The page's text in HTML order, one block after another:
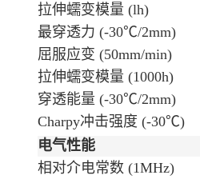
拉伸蠕变模量 (lh)
最穿透力 (-30℃/2mm)
屈服应变 (50mm/min)
拉伸蠕变模量 (1000h)
穿透能量 (-30℃/2mm)
Charpy冲击强度 (-30℃)
电气性能
相对介电常数 (1MHz)